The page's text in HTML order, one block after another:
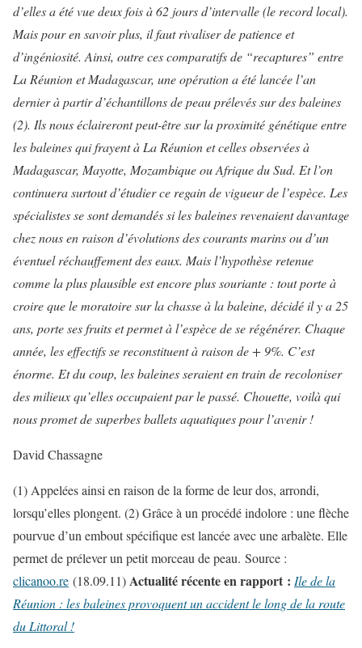
d’elles a été vue deux fois à 62 jours d’intervalle (le record local).
Mais pour en savoir plus, il faut rivaliser de patience et
d’ingéniosité. Ainsi, outre ces comparatifs de “recaptures” entre
La Réunion et Madagascar, une opération a été lancée l’an
dernier à partir d’échantillons de peau prélevés sur des baleines
(2). Ils nous éclaireront peut-être sur la proximité génétique entre
les baleines qui frayent à La Réunion et celles observées à
Madagascar, Mayotte, Mozambique ou Afrique du Sud. Et l’on
continuera surtout d’étudier ce regain de vigueur de l’espèce. Les
spécialistes se sont demandés si les baleines revenaient davantage
chez nous en raison d’évolutions des courants marins ou d’un
éventuel réchauffement des eaux. Mais l’hypothèse retenue
comme la plus plausible est encore plus souriante : tout porte à
croire que le moratoire sur la chasse à la baleine, décidé il y a 25
ans, porte ses fruits et permet à l’espèce de se régénérer. Chaque
année, les effectifs se reconstituent à raison de + 9%. C’est
énorme. Et du coup, les baleines seraient en train de recoloniser
des milieux qu’elles occupaient par le passé. Chouette, voilà qui
nous promet de superbes ballets aquatiques pour l’avenir !
David Chassagne
(1) Appelées ainsi en raison de la forme de leur dos, arrondi,
lorsqu’elles plongent. (2) Grâce à un procédé indolore : une flèche
pourvue d’un embout spécifique est lancée avec une arbalète. Elle
permet de prélever un petit morceau de peau. Source :
clicanoo.re (18.09.11)Actualité récente en rapport : Ile de la
Réunion : les baleines provoquent un accident le long de la route
du Littoral !